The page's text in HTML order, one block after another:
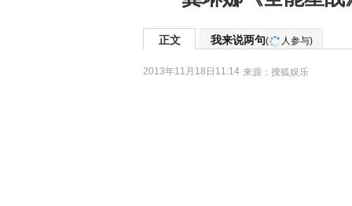
正文 我来说两句( 人参与)
2013年11月18日11:14 来源： 搜狐娱乐